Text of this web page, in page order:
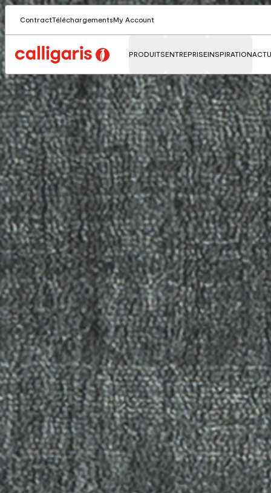
ContractTéléchargementsMy Account
PRODUITSENTREPRISEINSPIRATION